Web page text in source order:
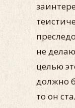
не
целью
должно
то он